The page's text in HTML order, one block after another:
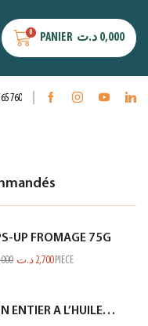
0 PANIER 0,000 د.ت
760
UP FROMAGE 75G
2,700 د.ت PIECE
THON ENTIER A L’HUILE D’OLIVE SIDI DAOUD 950G